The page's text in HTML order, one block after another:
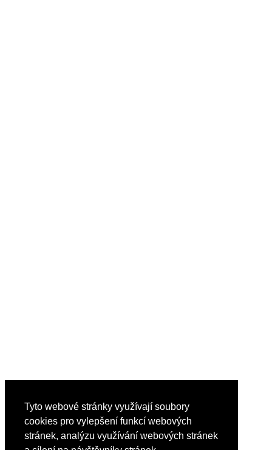
Tyto webové stránky využívají soubory
cookies pro vylepšení funkcí webových
stránek, analýzu využívání webových stránek